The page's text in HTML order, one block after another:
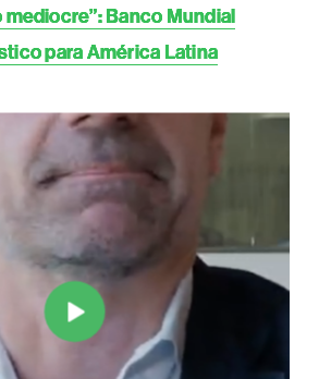
Banco Mundial
para América Latina